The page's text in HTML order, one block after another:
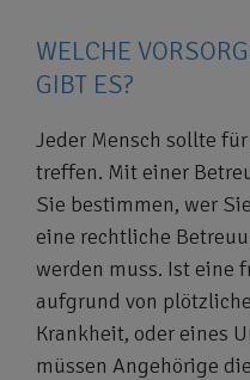
WELCHE
GIBT ES?
Jeder Mensch sollte
treffen. Mit einer
Sie bestimmen, wer
eine rechtliche
werden muss. Ist eine
aufgrund von
Krankheit, oder eines
müssen Angehörige